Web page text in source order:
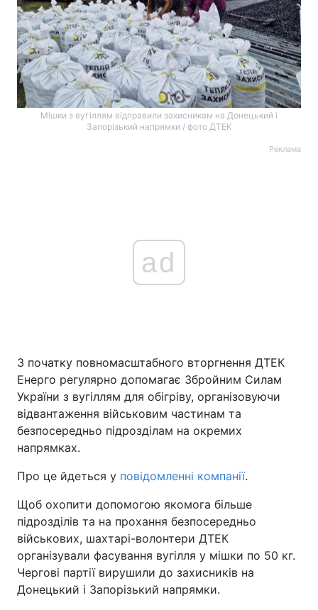
Мішки з вугіллям відправили захисникам на Донецький і
Запорізький напрямки / фото ДТЕК
Реклама
ad
З початку повномасштабного вторгнення ДТЕК
Енерго регулярно допомагає Збройним Силам
України з вугіллям для обігріву, організовуючи
відвантаження військовим частинам та
безпосередньо підрозділам на окремих
напрямках.
Про це йдеться у повідомленні компанії.
Щоб охопити допомогою якомога більше
підрозділів та на прохання безпосередньо
військових, шахтарі-волонтери ДТЕК
організували фасування вугілля у мішки по 50 кг.
Чергові партії вирушили до захисників на
Донецький і Запорізький напрямки.